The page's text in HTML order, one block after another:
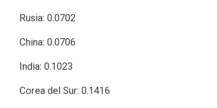
Rusia: 0.0702
China: 0.0706
India: 0.1023
Corea del Sur: 0.1416